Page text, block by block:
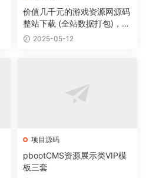
价值几千元的游戏资源网源码
整站下载 (全站数据打包)，数
据里面有200多个宝贝。
2025-05-12
项目源码
pbootCMS资源展示类VIP模
板三套